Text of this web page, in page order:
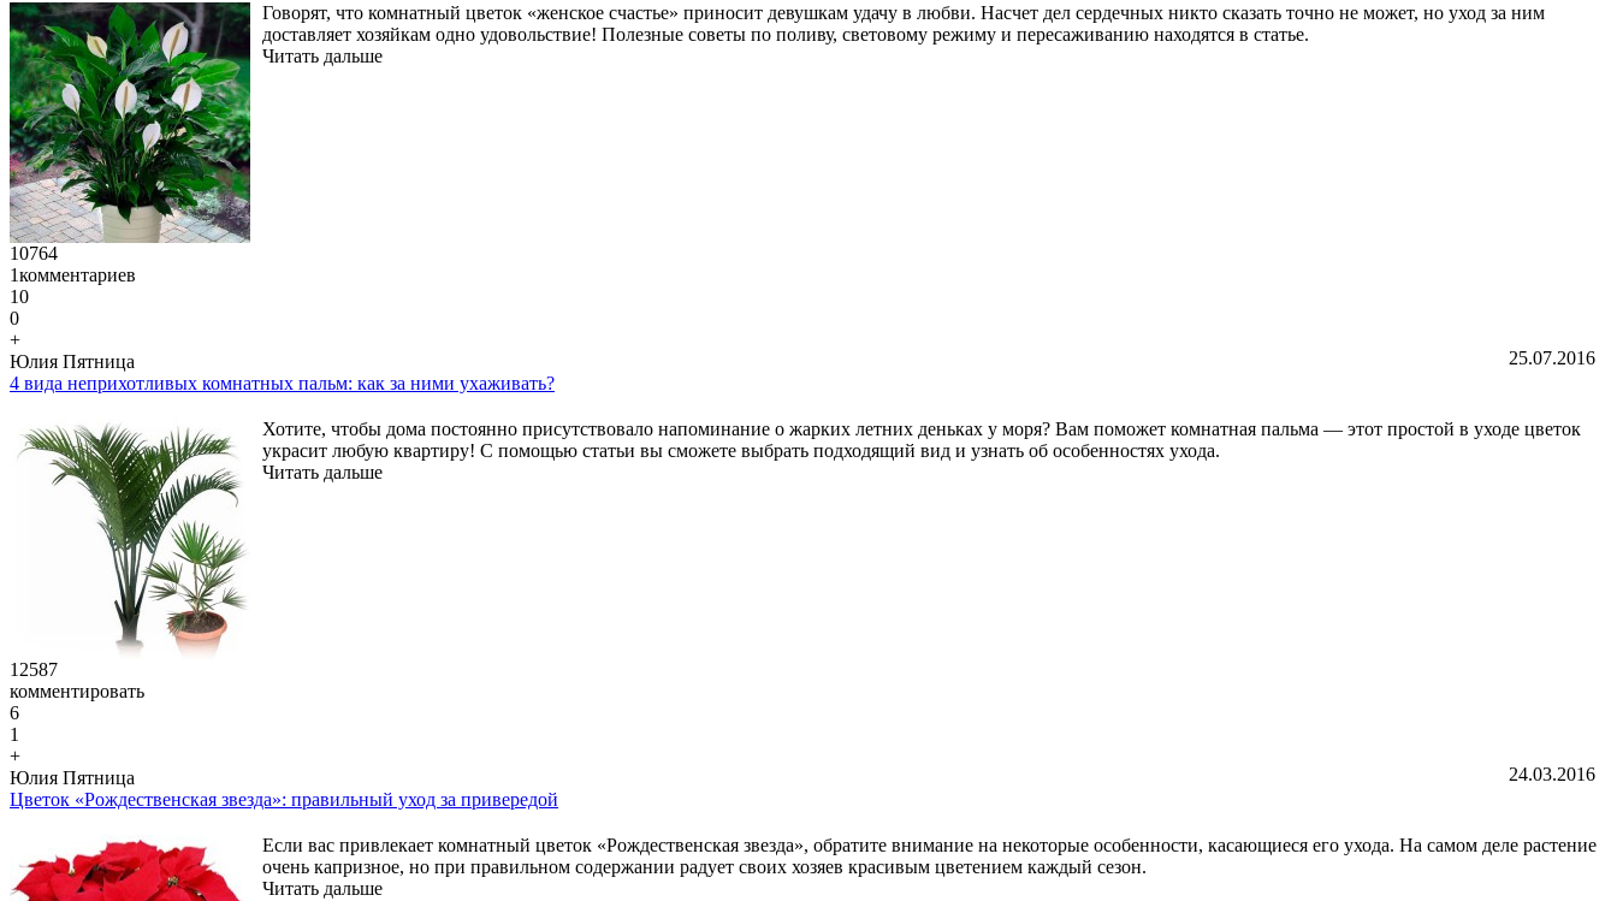
Говорят, что комнатный цветок «женское счастье» приносит девушкам удачу в любви. Насчет дел сердечных никто сказать точно не может, но уход за ним
доставляет хозяйкам одно удовольствие! Полезные советы по поливу, световому режиму и пересаживанию находятся в статье.
Читать дальше
10764
1комментариев
10
0
+
25.07.2016
Юлия Пятница
4 вида неприхотливых комнатных пальм: как за ними ухаживать?
Хотите, чтобы дома постоянно присутствовало напоминание о жарких летних деньках у моря? Вам поможет комнатная пальма — этот простой в уходе цветок
украсит любую квартиру! С помощью статьи вы сможете выбрать подходящий вид и узнать об особенностях ухода.
Читать дальше
12587
комментировать
6
1
+
24.03.2016
Юлия Пятница
Цветок «Рождественская звезда»: правильный уход за привередой
Если вас привлекает комнатный цветок «Рождественская звезда», обратите внимание на некоторые особенности, касающиеся его ухода. На самом деле растение
очень капризное, но при правильном содержании радует своих хозяев красивым цветением каждый сезон.
Читать дальше